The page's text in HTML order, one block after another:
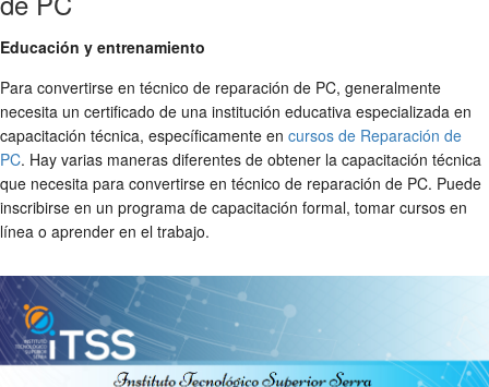
Educación y entrenamiento
Para convertirse en técnico de reparación de PC, generalmente
necesita un certificado de una institución educativa especializada en
capacitación técnica, específicamente en cursos de Reparación de
PC. Hay varias maneras diferentes de obtener la capacitación técnica
que necesita para convertirse en técnico de reparación de PC. Puede
inscribirse en un programa de capacitación formal, tomar cursos en
línea o aprender en el trabajo.